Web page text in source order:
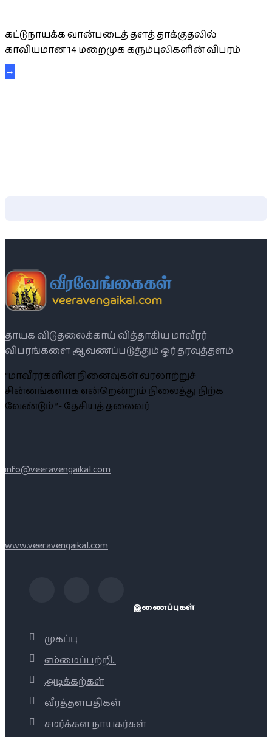
கட்டுநாயக்க வான்படைத் தளத் தாக்குதலில்
காவியமான 14 மறைமுக கரும்புலிகளின் விபரம்
→
தாயக விடுதலைக்காய் வித்தாகிய மாவீரர்
விபரங்களை ஆவணப்படுத்தும் ஓர் தரவுத்தளம்.
“மாவீரர்களின் நினைவுகள் வரலாற்றுச்
சின்னங்களாக என்றென்றும் நிலைத்து நிற்க
வேண்டும் ”- தேசியத் தலைவர்
info@veeravengaikal.com
www.veeravengaikal.com
இணைப்புகள்
முகப்பு
எம்மைப்பற்றி..
அடிக்கற்கள்
வீரத்தளபதிகள்
சமர்க்கள நாயகர்கள்